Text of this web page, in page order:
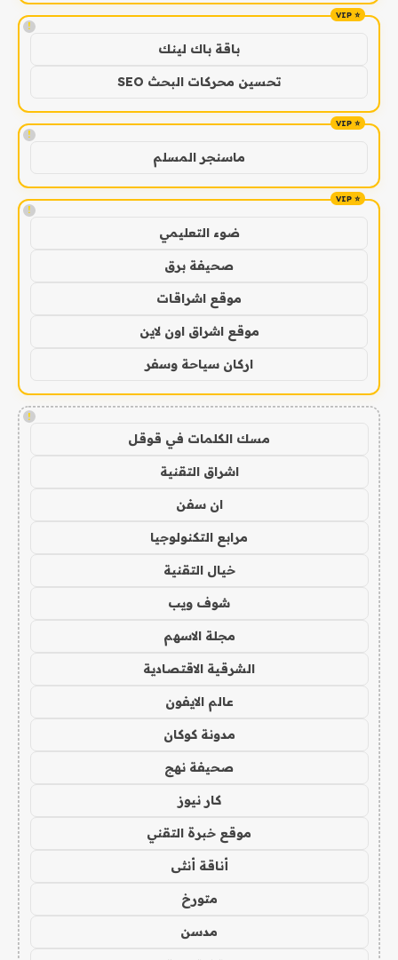
!
باقة باك لينك
تحسين محركات البحث SEO
!
ماسنجر المسلم
!
ضوء التعليمي
صحيفة برق
موقع اشراقات
موقع اشراق اون لاين
اركان سياحة وسفر
!
مسك الكلمات في قوقل
اشراق التقنية
ان سفن
مرابع التكنولوجيا
خيال التقنية
شوف ويب
مجلة الاسهم
الشرقية الاقتصادية
عالم الايفون
مدونة كوكان
صحيفة نهج
كار نيوز
موقع خبرة التقني
أناقة أنثى
متورخ
مدسن